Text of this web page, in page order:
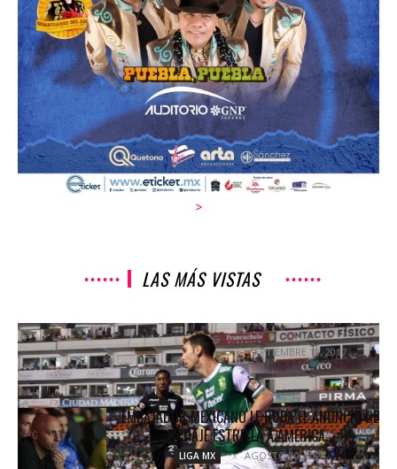
>
LAS MÁS VISTAS
A RITMO DE «MATADOR»
COLUMNETAS SEPTIEMBRE 18, 2017
EMBAJADOR MEXICANO LE ROBA EL ANUNCIO DE
FICHAJE ESTRELLA A AMÉRICA...
LIGA MX AGOSTO 20, 2024